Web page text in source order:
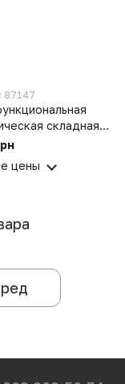
87147
складная
8-в-1
нож
цены